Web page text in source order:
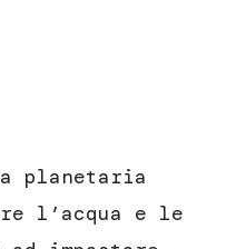
planetaria
l’acqua e le